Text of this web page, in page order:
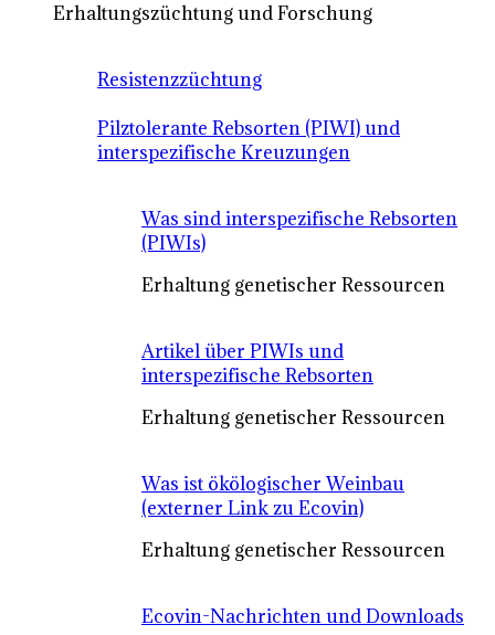
Erhaltungszüchtung und Forschung
Resistenzzüchtung
Pilztolerante Rebsorten (PIWI) und
interspezifische Kreuzungen
Was sind interspezifische Rebsorten
(PIWIs)
Erhaltung genetischer Ressourcen
Artikel über PIWIs und
interspezifische Rebsorten
Erhaltung genetischer Ressourcen
Was ist ökölogischer Weinbau
(externer Link zu Ecovin)
Erhaltung genetischer Ressourcen
Ecovin-Nachrichten und Downloads